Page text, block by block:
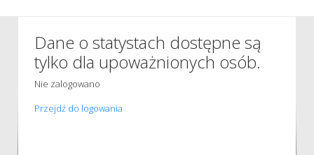
Dane o statystach dostępne są
tylko dla upoważnionych osób.
Nie zalogowano
Przejdź do logowania